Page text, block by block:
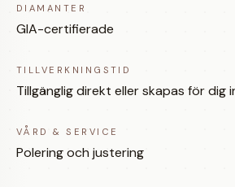
DIAMANTER
GIA-certifierade
TILLVERKNINGSTID
Tillgänglig direkt eller skapas för dig
VÅRD & SERVICE
Polering och justering